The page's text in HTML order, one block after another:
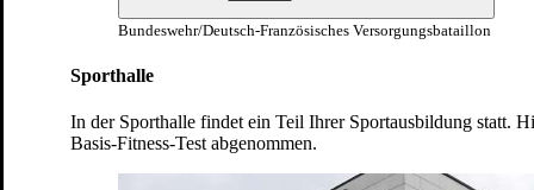
Bundeswehr/Deutsch-Französisches Versorgungsbataillon
Sporthalle
In der Sporthalle findet ein Teil Ihrer Sportausbildung statt.
Basis-Fitness-Test abgenommen.